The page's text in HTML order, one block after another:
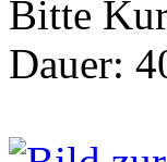
Bitte
Dauer: